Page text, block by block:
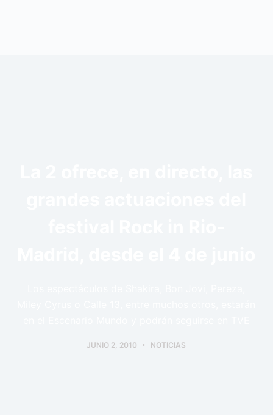
JUNIO 2, 2010 NOTICIAS